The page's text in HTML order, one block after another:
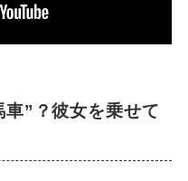
車”？彼女を乗せて